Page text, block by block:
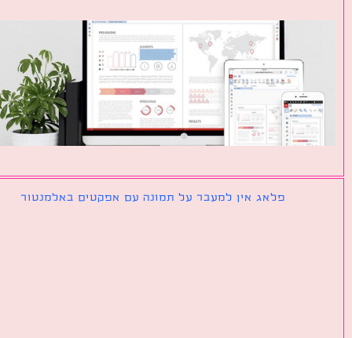
פלאג אין למעבר על תמונה עם אפקטים באלמנטור